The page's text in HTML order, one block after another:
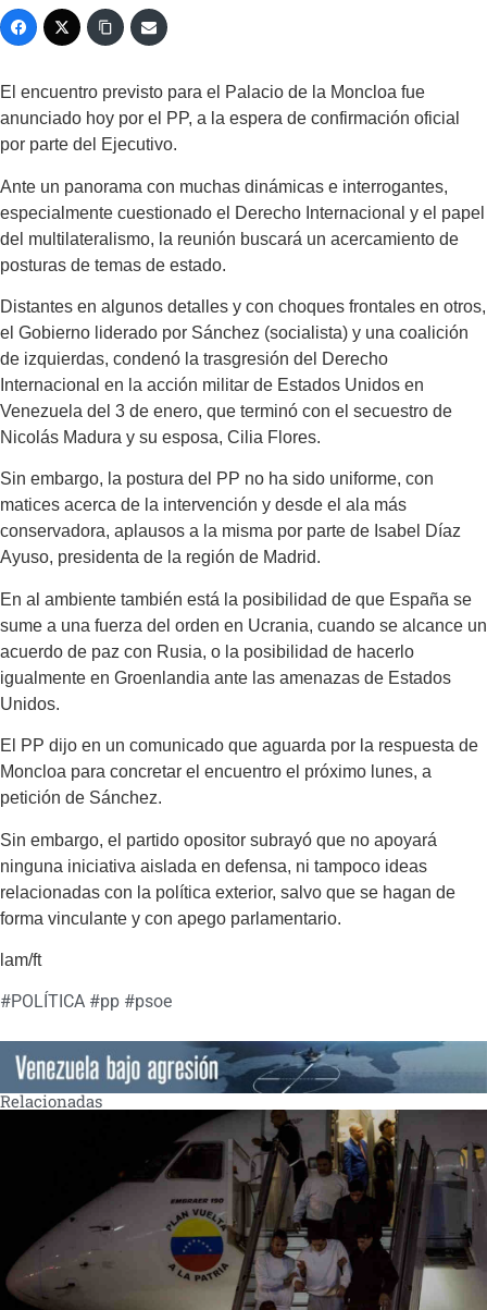
El encuentro previsto para el Palacio de la Moncloa fue
anunciado hoy por el PP, a la espera de confirmación oficial
por parte del Ejecutivo.
Ante un panorama con muchas dinámicas e interrogantes,
especialmente cuestionado el Derecho Internacional y el papel
del multilateralismo, la reunión buscará un acercamiento de
posturas de temas de estado.
Distantes en algunos detalles y con choques frontales en otros,
el Gobierno liderado por Sánchez (socialista) y una coalición
de izquierdas, condenó la trasgresión del Derecho
Internacional en la acción militar de Estados Unidos en
Venezuela del 3 de enero, que terminó con el secuestro de
Nicolás Madura y su esposa, Cilia Flores.
Sin embargo, la postura del PP no ha sido uniforme, con
matices acerca de la intervención y desde el ala más
conservadora, aplausos a la misma por parte de Isabel Díaz
Ayuso, presidenta de la región de Madrid.
En al ambiente también está la posibilidad de que España se
sume a una fuerza del orden en Ucrania, cuando se alcance un
acuerdo de paz con Rusia, o la posibilidad de hacerlo
igualmente en Groenlandia ante las amenazas de Estados
Unidos.
El PP dijo en un comunicado que aguarda por la respuesta de
Moncloa para concretar el encuentro el próximo lunes, a
petición de Sánchez.
Sin embargo, el partido opositor subrayó que no apoyará
ninguna iniciativa aislada en defensa, ni tampoco ideas
relacionadas con la política exterior, salvo que se hagan de
forma vinculante y con apego parlamentario.
lam/ft
#POLÍTICA #pp #psoe
Relacionadas